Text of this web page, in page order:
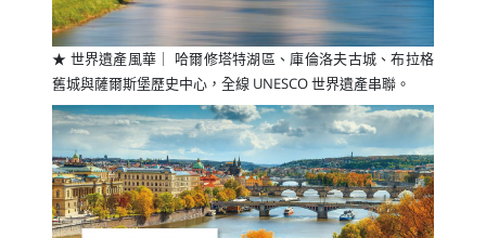
★ 世界遺產風華｜ 哈爾修塔特湖區、庫倫洛夫古城、布拉格
舊城與薩爾斯堡歷史中心，全線 UNESCO 世界遺產串聯。